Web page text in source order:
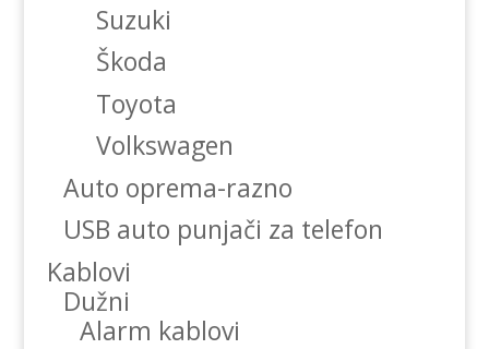
Suzuki
Škoda
Toyota
Volkswagen
Auto oprema-razno
USB auto punjači za telefon
Kablovi
Dužni
Alarm kablovi